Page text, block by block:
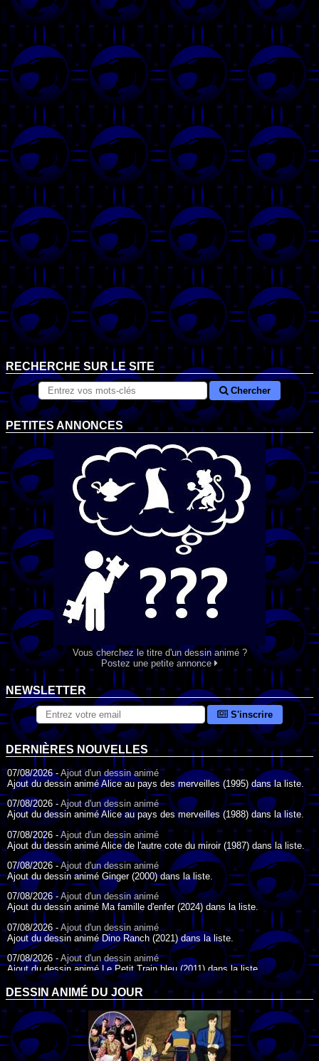
RECHERCHE SUR LE SITE
Chercher
PETITES ANNONCES
Vous cherchez le titre d'un dessin animé ?
Postez une petite annonce
NEWSLETTER
S'inscrire
DERNIÈRES NOUVELLES
07/08/2026 - Ajout d'un dessin animé
Ajout du dessin animé Alice au pays des merveilles (1995) dans la liste.
07/08/2026 - Ajout d'un dessin animé
Ajout du dessin animé Alice au pays des merveilles (1988) dans la liste.
07/08/2026 -Ajout d'un dessin animé
Ajout du dessin animé Alice de l'autre cote du miroir (1987) dans la liste.
07/08/2026 -Ajout d'un dessin animé
Ajout du dessin animé Ginger (2000) dans la liste.
07/08/2026 -Ajout d'un dessin animé
Ajout du dessin animé Ma famille d'enfer (2024) dans la liste.
07/08/2026 -Ajout d'un dessin animé
Ajout du dessin animé Dino Ranch (2021) dans la liste.
07/08/2026 - Ajout d'un dessin animé
Ajout du dessin animé Le Petit Train bleu (2011) dans la liste.
07/08/2026 -Ajout d'un dessin animé
Ajout du dessin animé Agent Spécial Oso (2009) dans la liste.
17/07/2026 -Ajout d'un dessin animé
Ajout du dessin animé Peter Pan (1988) dans la liste.
17/07/2026 - Ajout d'un dessin animé
DESSIN ANIMÉ DU JOUR